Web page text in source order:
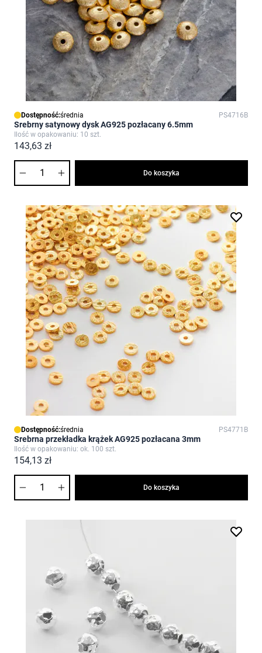
Dostępność:średnia PS4716B
Srebrny satynowy dysk AG925 pozłacany 6.5mm
Ilość w opakowaniu: 10 szt.
143,63 zł
Do koszyka
Dostępność:średnia PS4771B
Srebrna przekładka krążek AG925 pozłacana 3mm
Ilość w opakowaniu: ok. 100 szt.
154,13 zł
Do koszyka